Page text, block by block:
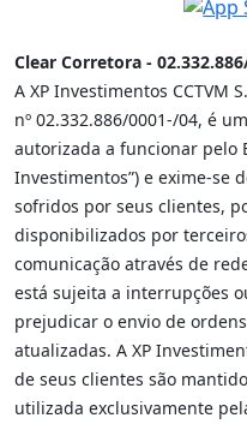
Clear Corretora -
A XP Investimentos CCTVM
nº 02.332.886/0001-/­04, é
autorizada a funcionar pelo
Investimentos”) e exime-se
sofridos por seus clientes,
disponibilizados por
comunicação através de
está sujeita a interrupções
prejudicar o envio de
atualizadas. A XP
de seus clientes são
utilizada exclusivamente